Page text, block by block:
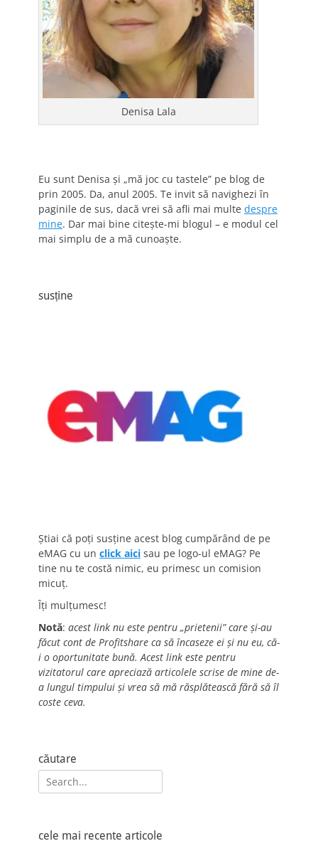
Denisa Lala
Eu sunt Denisa și „mă joc cu tastele” pe blog de
prin 2005. Da, anul 2005. Te invit să navighezi în
paginile de sus, dacă vrei să afli mai multe despre
mine. Dar mai bine citește-mi blogul – e modul cel
mai simplu de a mă cunoaște.
susține
Știai că poți susține acest blog cumpărând de pe
eMAG cu un click aici sau pe logo-ul eMAG? Pe
tine nu te costă nimic, eu primesc un comision
micuț.
Îți mulțumesc!
Notă: acest link nu este pentru „prietenii” care și-au
făcut cont de Profitshare ca să încaseze ei și nu eu, că-
i o oportunitate bună. Acest link este pentru
vizitatorul care apreciază articolele scrise de mine de-
a lungul timpului și vrea să mă răsplătească fără să îl
coste ceva.
căutare
Search
for:
cele mai recente articole